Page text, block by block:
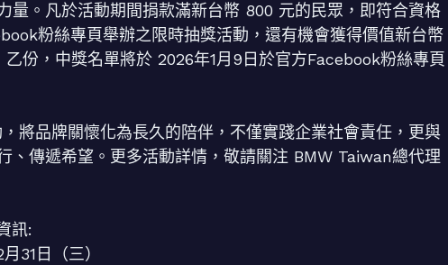
量。凡於活動期間捐款滿新台幣 800 元的民眾，即符合資格
粉絲專頁舉辦之限時抽獎活動，還有機會獲得價值新台幣
份，中獎名單將於 2026年1月9日於官方Facebook粉絲專頁
將品牌關懷化為長久的陪伴，不僅實踐企業社會責任，更與
、傳遞希望。更多活動詳情，敬請關注 BMW Taiwan總代理
訊:
31日（三）